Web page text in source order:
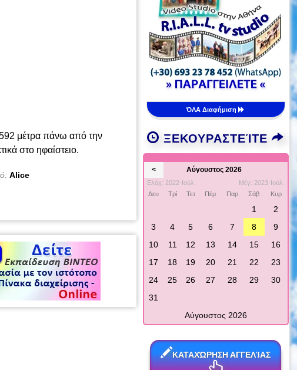
μέτρα πάνω από την
στο ηφαίστειο.
Alice
ΌΛΑ Διαφήμιση
ΞΕΚΟΥΡΑΣΤΕΊΤΕ
< Αύγουστος 2026
Ελάχ: 2022-Ιούλ.
Μέγ: 2023-Ιούλ.
Δευ
Τρί Τετ Πέμ Παρ Σάβ Κυρ
1
2
3
4 5 6 7 8
9
10
11 12 13 14 15
16
17
18 19 20 21 22
23
24
25 26 27 28 29
30
31
Αύγουστος 2026
ΚΑΤΑΧΏΡΗΣΗ ΑΓΓΕΛΊΑΣ